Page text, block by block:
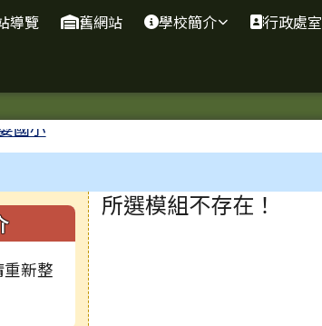
國小
導覽 舊網站 學校簡介 行政處室
新整
主內容區域
所選模組不存在！